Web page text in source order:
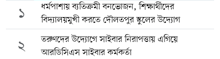
১
ধর্মপাশায় ব্যতিক্রমী বনভোজন, শিক্ষার্থীদের
বিদ্যালয়মুখী করতে দৌলতপুর স্কুলের উদ্যোগ
২
তরুণদের উদ্যোগে সাইবার নিরাপত্তায় এগিয়ে
আরডিসিএস সাইবার কর্মকর্তা